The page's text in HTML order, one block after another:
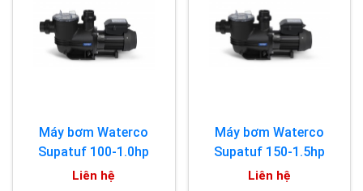
Máy bơm Waterco
Supatuf 100-1.0hp
Liên hệ
Máy bơm Waterco
Supatuf 150-1.5hp
Liên hệ